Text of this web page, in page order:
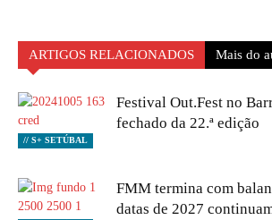
ARTIGOS RELACIONADOS Mais do
// S+ SETÚBAL
Festival Out.Fest no
fechado da 22.ª edição
FMM termina com
datas de 2027